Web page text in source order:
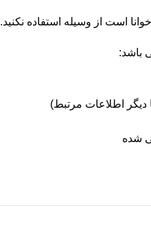
است از وسیله استفاده نکنید.
باشد: